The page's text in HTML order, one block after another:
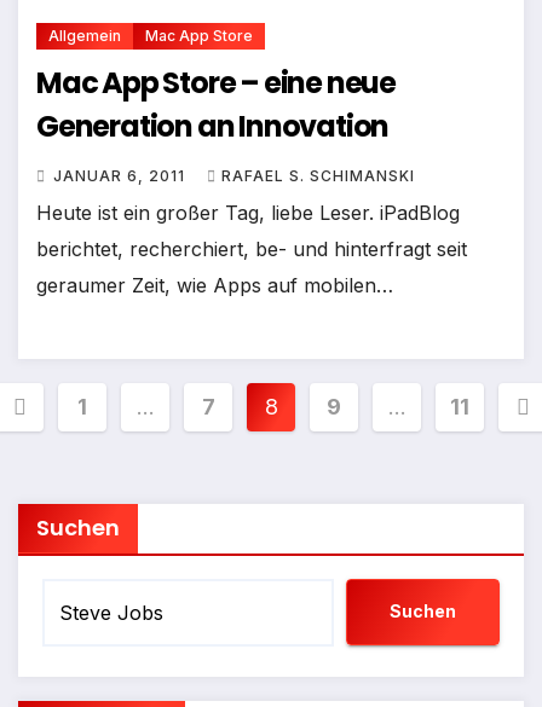
Allgemein Mac App Store
Mac App Store – eine neue
Generation an Innovation
JANUAR 6, 2011 RAFAEL S. SCHIMANSKI
Heute ist ein großer Tag, liebe Leser. iPadBlog
berichtet, recherchiert, be- und hinterfragt seit
geraumer Zeit, wie Apps auf mobilen…
1 … 7 8 9 … 11
Suchen
Suchen